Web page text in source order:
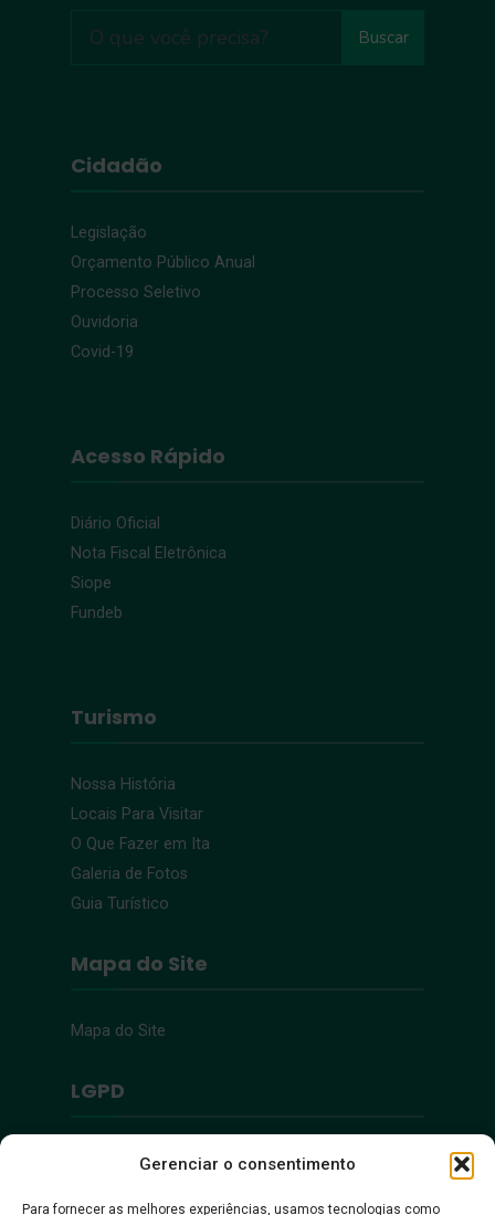
Gerenciar o consentimento
Para fornecer as melhores experiências, usamos tecnologias como
Buscar
Cidadão
Legislação
Orçamento Público Anual
Processo Seletivo
Ouvidoria
Covid-19
Acesso Rápido
Diário Oficial
Nota Fiscal Eletrônica
Siope
Fundeb
Turismo
Nossa História
Locais Para Visitar
O Que Fazer em Ita
Galeria de Fotos
Guia Turístico
Mapa do Site
Mapa do Site
LGPD
Política de Privacidade